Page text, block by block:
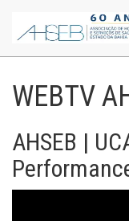
WEBTV
AHSEB |